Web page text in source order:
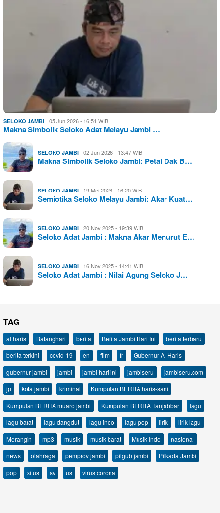
SELOKO JAMBI 05 Jun 2026 - 16:51 WIB
Makna Simbolik Seloko Adat Melayu Jambi …
SELOKO JAMBI 02 Jun 2026 - 13:47 WIB
Makna Simbolik Seloko Jambi: Petai Dak B…
SELOKO JAMBI 19 Mei 2026 - 16:20 WIB
Semiotika Seloko Melayu Jambi: Akar Kuat…
SELOKO JAMBI 20 Nov 2025 - 19:39 WIB
Seloko Adat Jambi : Makna Akar Menurut E…
SELOKO JAMBI 16 Nov 2025 - 14:41 WIB
Seloko Adat Jambi : Nilai Agung Seloko J…
TAG
al haris Batanghari berita Berita Jambi Hari Ini
berita terbaru
berita terkini
covid-19 en film fr
Gubernur Al Haris
gubernur jambi
jambi jambi hari ini jambiseru
jambiseru.com
jp
kota jambi kriminal
Kumpulan BERITA haris-sani
Kumpulan BERITA muaro jambi
Kumpulan BERITA Tanjabbar
lagu
lagu barat
lagu dangdut lagu indo lagu pop lirik
lirik lagu
Merangin
mp3 musik musik barat Musik Indo
nasional
news
olahraga pemprov jambi pilgub jambi
Pilkada Jambi
pop
situs sv us virus corona